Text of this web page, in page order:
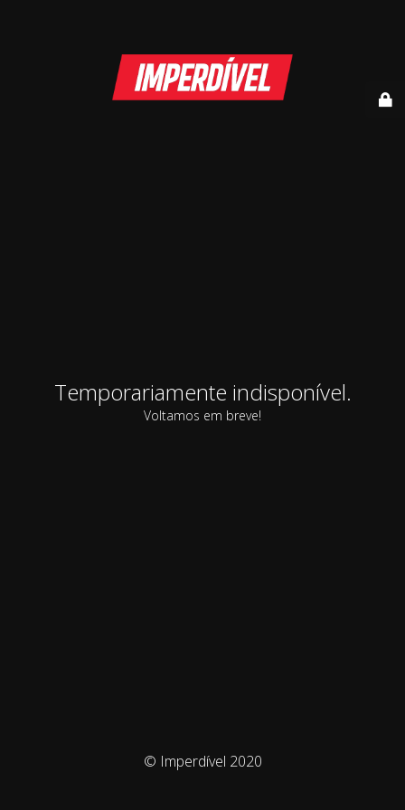
Temporariamente indisponível.
Voltamos em breve!
© Imperdível 2020